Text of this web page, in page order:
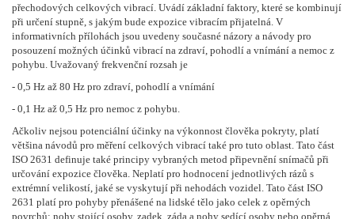
přechodových celkových vibrací. Uvádí základní faktory, které se kombinují
při určení stupně, s jakým bude expozice vibracím přijatelná. V
informativních přílohách jsou uvedeny současné názory a návody pro
posouzení možných účinků vibrací na zdraví, pohodlí a vnímání a nemoc z
pohybu. Uvažovaný frekvenční rozsah je
- 0,5 Hz až 80 Hz pro zdraví, pohodlí a vnímání
- 0,1 Hz až 0,5 Hz pro nemoc z pohybu.
Ačkoliv nejsou potenciální účinky na výkonnost člověka pokryty, platí
většina návodů pro měření celkových vibrací také pro tuto oblast. Tato část
ISO 2631 definuje také principy vybraných metod připevnění snímačů při
určování expozice člověka. Neplatí pro hodnocení jednotlivých rázů s
extrémní velikostí, jaké se vyskytují při nehodách vozidel. Tato část ISO
2631 platí pro pohyby přenášené na lidské tělo jako celek z opěrných
povrchů: nohy stojící osoby, zadek, záda a nohy sedící osoby nebo opěrná